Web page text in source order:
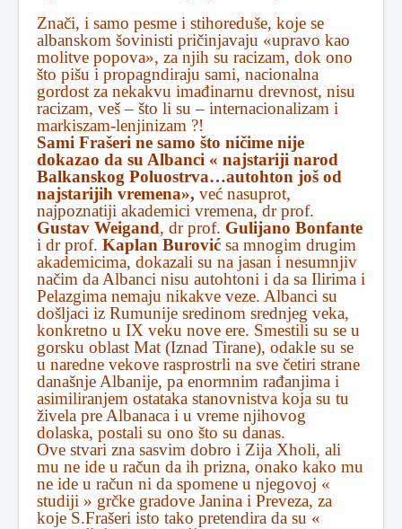
Znači, i samo pesme i stihoreduše, koje se
albanskom šovinisti pričinjavaju «upravo kao
molitve popova», za njih su racizam, dok ono
što pišu i propagndiraju sami, nacionalna
gordost za nekakvu imađinarnu drevnost, nisu
racizam, veš – što li su – internacionalizam i
markiszam-lenjinizam ?!
Sami Frašeri ne samo što ničime nije
dokazao da su Albanci « najstariji narod
Balkanskog Poluostrva…autohton još od
najstarijih vremena», već nasuprot,
najpoznatiji akademici vremena, dr prof.
Gustav Weigand, dr prof. Gulijano Bonfante
i dr prof. Kaplan Burović sa mnogim drugim
akademicima, dokazali su na jasan i nesumnjiv
načim da Albanci nisu autohtoni i da sa Ilirima i
Pelazgima nemaju nikakve veze. Albanci su
došljaci iz Rumunije sredinom srednjeg veka,
konkretno u IX veku nove ere. Smestili su se u
gorsku oblast Mat (Iznad Tirane), odakle su se
u naredne vekove rasprostrli na sve četiri strane
današnje Albanije, pa enormnim rađanjima i
asimiliranjem ostataka stanovnistva koja su tu
živela pre Albanaca i u vreme njihovog
dolaska, postali su ono što su danas.
Ove stvari zna sasvim dobro i Zija Xholi, ali
mu ne ide u račun da ih prizna, onako kako mu
ne ide u račun ni da spomene u njegovoj «
studiji » grčke gradove Janina i Preveza, za
koje S.Frašeri isto tako pretendira da su «